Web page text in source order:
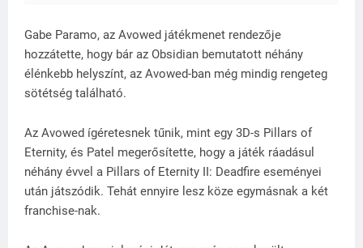
Gabe Paramo, az Avowed játékmenet rendezője
hozzátette, hogy bár az Obsidian bemutatott néhány
élénkebb helyszínt, az Avowed-ban még mindig rengeteg
sötétség található.
Az Avowed ígéretesnek tűnik, mint egy 3D-s Pillars of
Eternity, és Patel megerősítette, hogy a játék ráadásul
néhány évvel a Pillars of Eternity II: Deadfire eseményei
után játszódik. Tehát ennyire lesz köze egymásnak a két
franchise-nak.